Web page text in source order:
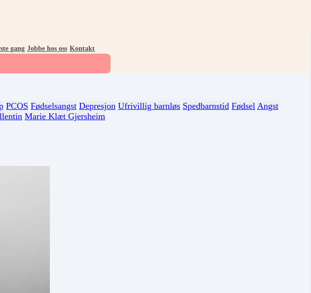
gang Jobbe hos oss Kontakt
PCOS Fødselsangst Depresjon Ufrivillig barnløs Spedbarnstid Fødsel Angst
Marie Klæt Gjersheim